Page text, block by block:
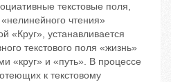
текстовые поля,
чтения»
«Круг», устанавливается
текстового поля «жизнь»
«круг» и «путь». В процессе
к текстовому